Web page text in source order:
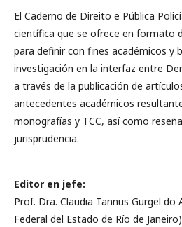
El Caderno de Direito e Pública
científica que se ofrece en formato
para definir con fines académicos y
investigación en la interfaz entre
a través de la publicación de
antecedentes académicos
monografías y TCC, así como
jurisprudencia.
Editor en jefe:
Prof. Dra. Claudia Tannus Gurgel do
Federal del Estado de Río de Janeiro)